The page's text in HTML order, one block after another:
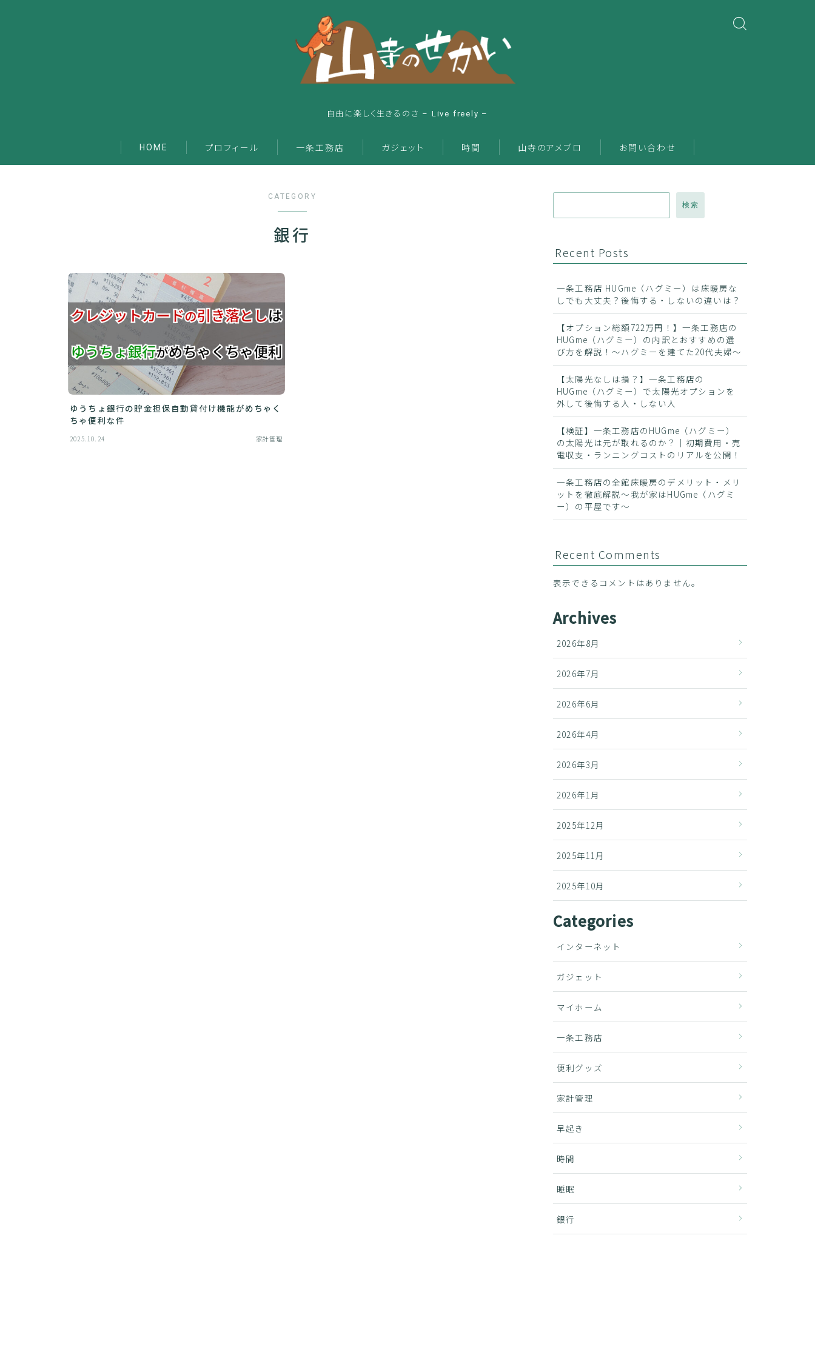
自由に楽しく生きるのさ – Live freely –
HOME プロフィール 一条工務店 ガジェット 時間 山寺のアメブロ お問い合わせ
CATEGORY
銀行
ゆうちょ銀行の貯金担保自動貸付け機能がめちゃく
ちゃ便利な件
2025.10.24 家計管理
検索
Recent Posts
一条工務店 HUGme（ハグミー）は床暖房な
しでも大丈夫？後悔する・しないの違いは？
【オプション総額722万円！】一条工務店の
HUGme（ハグミー）の内訳とおすすめの選
び方を解説！〜ハグミーを建てた20代夫婦〜
【太陽光なしは損？】一条工務店の
HUGme（ハグミー）で太陽光オプションを
外して後悔する人・しない人
【検証】一条工務店のHUGme（ハグミー）
の太陽光は元が取れるのか？｜初期費用・売
電収支・ランニングコストのリアルを公開！
一条工務店の全館床暖房のデメリット・メリ
ットを徹底解説〜我が家はHUGme（ハグミ
ー）の平屋です〜
Recent Comments
表示できるコメントはありません。
Archives
2026年8月
2026年7月
2026年6月
2026年4月
2026年3月
2026年1月
2025年12月
2025年11月
2025年10月
Categories
インターネット
ガジェット
マイホーム
一条工務店
便利グッズ
家計管理
早起き
時間
睡眠
銀行